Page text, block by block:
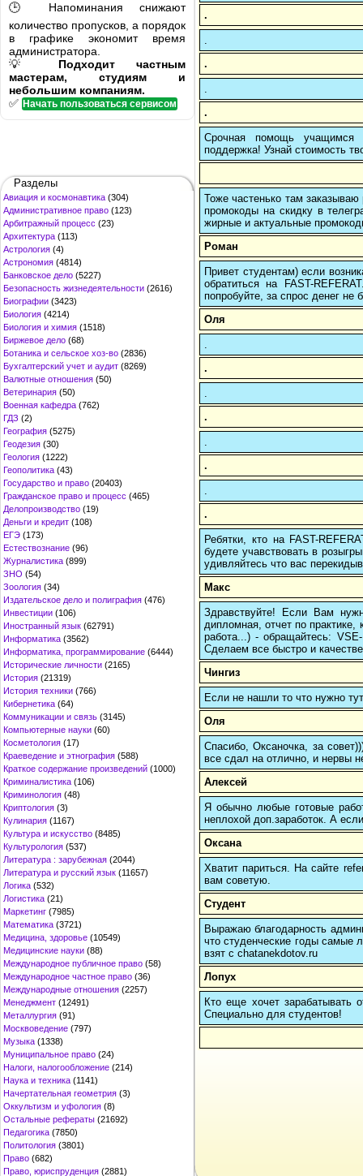
🕒 Напоминания снижают
количество пропусков, а порядок
в графике экономит время
администратора.
💡 Подходит частным
мастерам, студиям и
небольшим компаниям.
✅ Начать пользоваться сервисом
Разделы
Авиация и космонавтика (304)
Административное право (123)
Арбитражный процесс (23)
Архитектура (113)
Астрология (4)
Астрономия (4814)
Банковское дело (5227)
Безопасность жизнедеятельности (2616)
Биографии (3423)
Биология (4214)
Биология и химия (1518)
Биржевое дело (68)
Ботаника и сельское хоз-во (2836)
Бухгалтерский учет и аудит (8269)
Валютные отношения (50)
Ветеринария (50)
Военная кафедра (762)
ГДЗ (2)
География (5275)
Геодезия (30)
Геология (1222)
Геополитика (43)
Государство и право (20403)
Гражданское право и процесс (465)
Делопроизводство (19)
Деньги и кредит (108)
ЕГЭ (173)
Естествознание (96)
Журналистика (899)
ЗНО (54)
Зоология (34)
Издательское дело и полиграфия (476)
Инвестиции (106)
Иностранный язык (62791)
Информатика (3562)
Информатика, программирование (6444)
Исторические личности (2165)
История (21319)
История техники (766)
Кибернетика (64)
Коммуникации и связь (3145)
Компьютерные науки (60)
Косметология (17)
Краеведение и этнография (588)
Краткое содержание произведений (1000)
Криминалистика (106)
Криминология (48)
Криптология (3)
Кулинария (1167)
Культура и искусство (8485)
Культурология (537)
Литература : зарубежная (2044)
Литература и русский язык (11657)
Логика (532)
Логистика (21)
Маркетинг (7985)
Математика (3721)
Медицина, здоровье (10549)
Медицинские науки (88)
Международное публичное право (58)
Международное частное право (36)
Международные отношения (2257)
Менеджмент (12491)
Металлургия (91)
Москвоведение (797)
Музыка (1338)
Муниципальное право (24)
Налоги, налогообложение (214)
Наука и техника (1141)
Начертательная геометрия (3)
Оккультизм и уфология (8)
Остальные рефераты (21692)
Педагогика (7850)
Политология (3801)
Право (682)
Право, юриспруденция (2881)
.
.
.
Срочная помощь учащимся в
поддержка! Узнай стоимость
Тоже частенько там
промокоды на скидку в
жирные и актуальные
Роман
Привет студентам) если
обратиться на FAST-
попробуйте, за спрос денег не
Оля
.
.
.
.
Ребятки, кто на FAST-
будете учавствовать в
удивляйтесь что вас
Макс
Здравствуйте! Если Вам
дипломная, отчет по
работа...) - обращайтесь:
Сделаем все быстро и
Чингиз
Если не нашли то что нужно
Оля
Спасибо, Оксаночка, за
все сдал на отлично, и нервы
Алексей
Я обычно любые готовые
неплохой доп.заработок. А
Оксана
Хватит париться. На сайте
вам советую.
Студент
Выражаю благодарность
что студенческие годы самые
взят с chatanekdotov.ru
Лопух
Кто еще хочет зарабатывать
Cпециально для студентов!